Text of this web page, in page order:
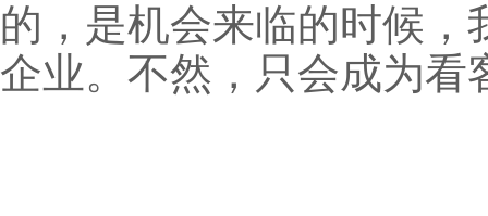
的，是机会来临的时候
企业。不然，只会成为看